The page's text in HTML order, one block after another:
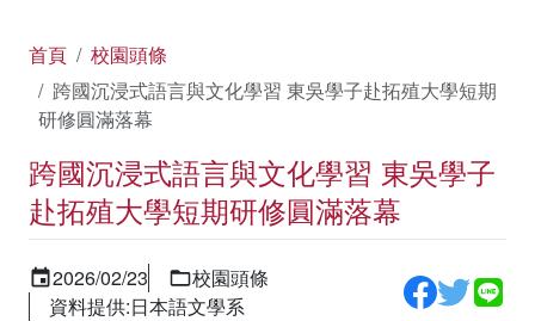
首頁
校園頭條
跨國沉浸式語言與文化學習 東吳學子赴拓殖大學短期
研修圓滿落幕
跨國沉浸式語言與文化學習 東吳學子
赴拓殖大學短期研修圓滿落幕
2026/02/23
校園頭條
資料提供:日本語文學系